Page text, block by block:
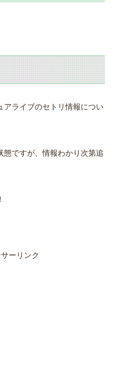
アライブのセトリ情報につい
態ですが、情報わかり次第追
ーリンク